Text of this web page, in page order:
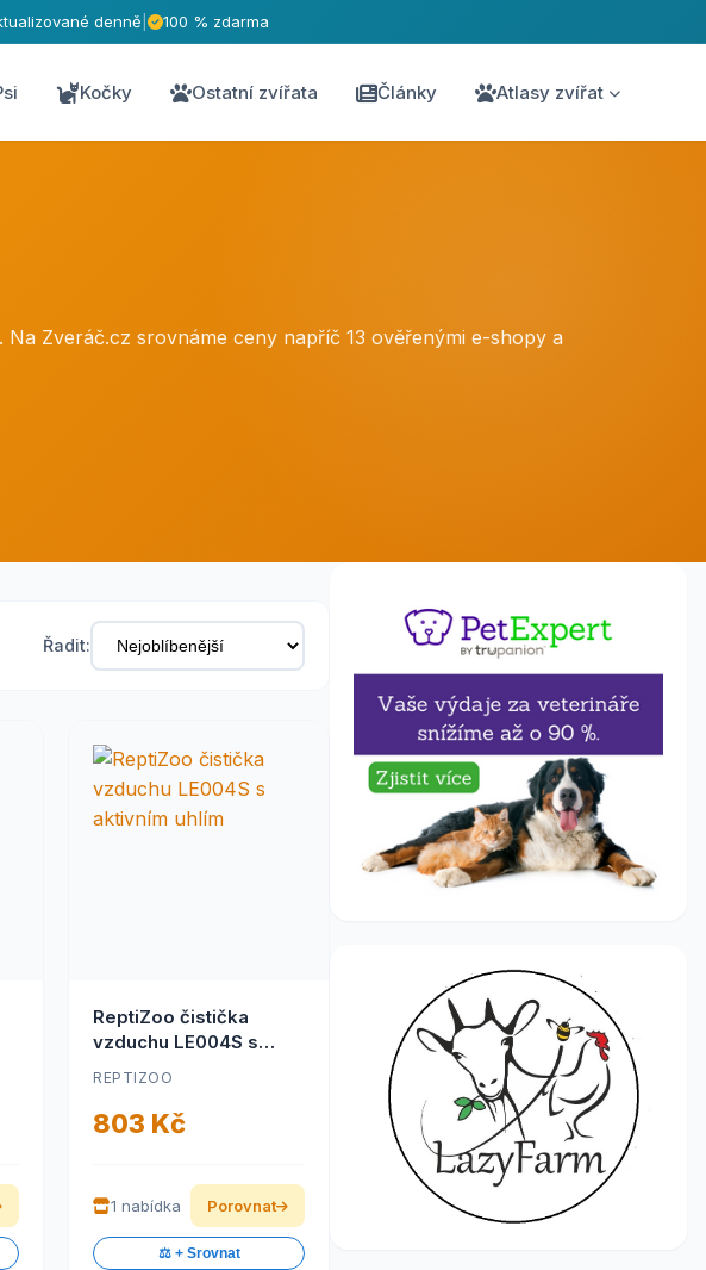
denně 100 % zdarma
Kočky Ostatní zvířata Články Atlasy zvířat
Zveráč.cz srovnáme ceny napříč 13 ověřenými e-shopy a
Řadit:
ReptiZoo čistička
vzduchu LE004S s
aktivním uhlím
REPTIZOO
803 Kč
1 nabídka Porovnat
⚖️ + Srovnat